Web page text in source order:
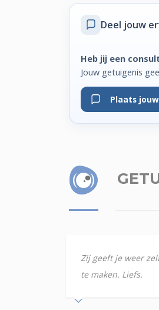
Deel jouw
Heb jij een
Jouw getuigenis
Plaats
Zij geeft je weer
te maken. Liefs.